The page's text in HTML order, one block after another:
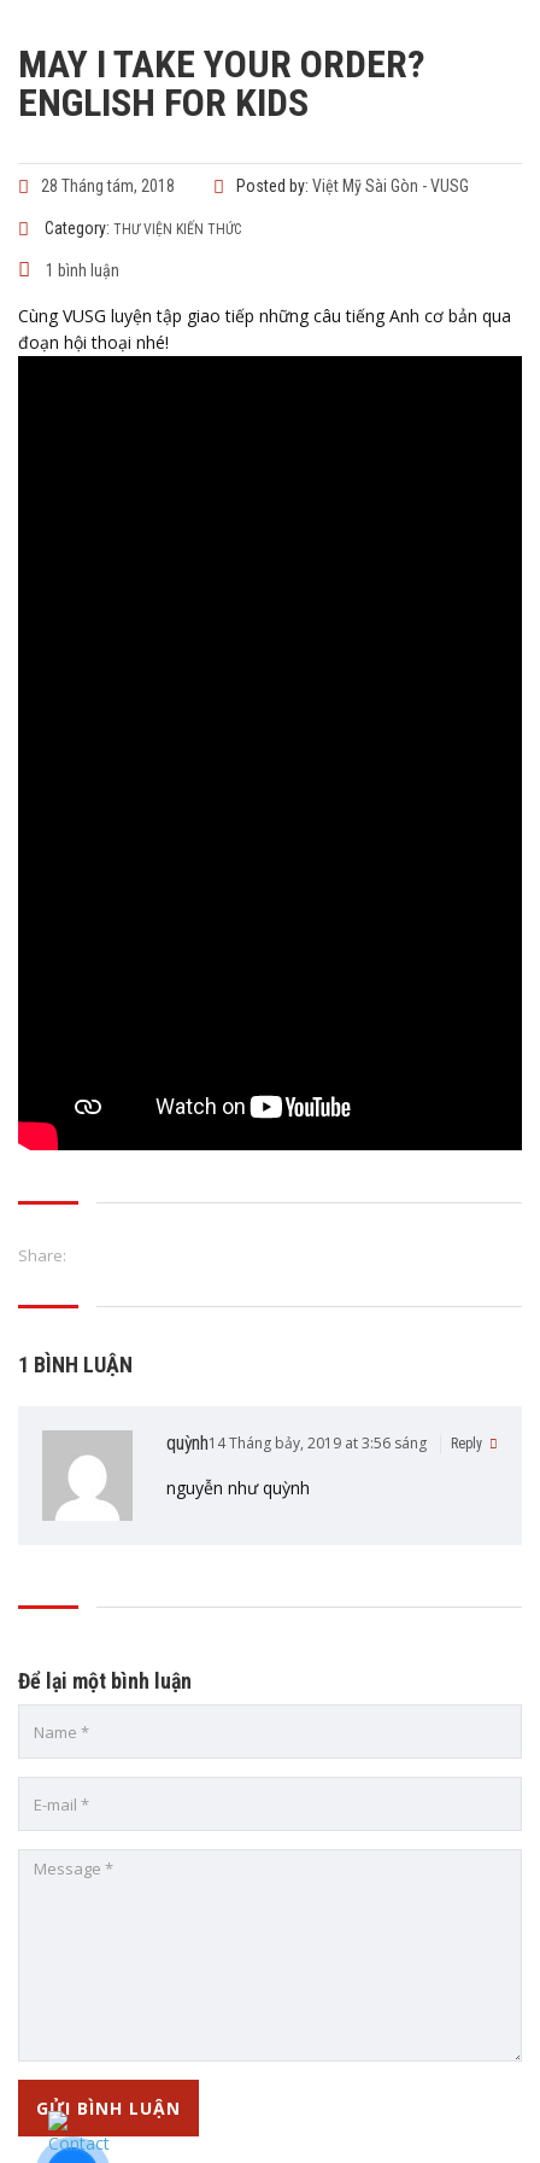
MAY I TAKE YOUR ORDER?
ENGLISH FOR KIDS
28 Tháng tám, 2018 Posted by: Việt Mỹ Sài Gòn - VUSG
Category: THƯ VIỆN KIẾN THỨC
1 bình luận
Cùng VUSG luyện tập giao tiếp những câu tiếng Anh cơ bản qua
đoạn hội thoại nhé!
Share:
1 BÌNH LUẬN
quỳnh14 Tháng bảy, 2019 at 3:56 sáng Reply
nguyễn như quỳnh
Để lại một bình luận
TRUNG TÂM ANH NGỮ VIỆT MỸ SÀI GÒN VUSG
Add: 320/2A Đông Hưng Thuận 2, P. Đông Hưng Thuận, Quận
12, TP.HCM